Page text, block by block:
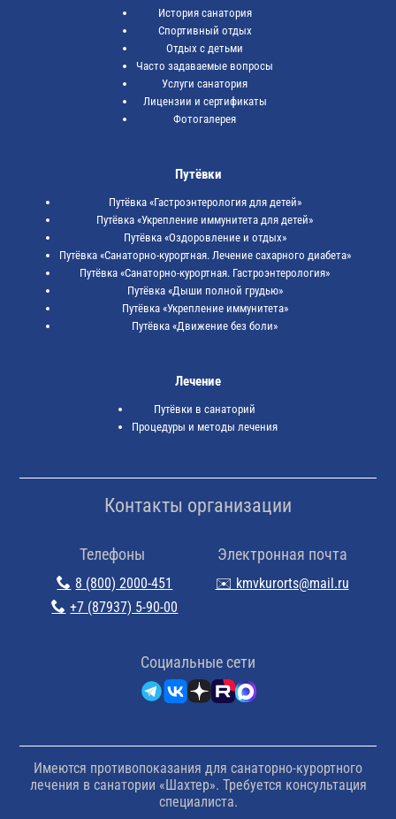
История санатория
Спортивный отдых
Отдых с детьми
Часто задаваемые вопросы
Услуги санатория
Лицензии и сертификаты
Фотогалерея
Путёвки
Путёвка «Гастроэнтерология для детей»
Путёвка «Укрепление иммунитета для детей»
Путёвка «Оздоровление и отдых»
Путёвка «Санаторно-курортная. Лечение сахарного диабета»
Путёвка «Санаторно-курортная. Гастроэнтерология»
Путёвка «Дыши полной грудью»
Путёвка «Укрепление иммунитета»
Путёвка «Движение без боли»
Лечение
Путёвки в санаторий
Процедуры и методы лечения
Контакты организации
Телефоны
8 (800) 2000-451
+7 (87937) 5-90-00
Электронная почта
✉️ kmvkurorts@mail.ru
Cоциальные сети
Имеются противопоказания для санаторно-курортного
лечения в санатории «Шахтер». Требуется консультация
специалиста.